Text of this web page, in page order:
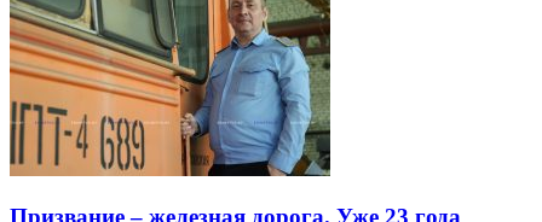
Призвание – железная дорога. Уже 23 года